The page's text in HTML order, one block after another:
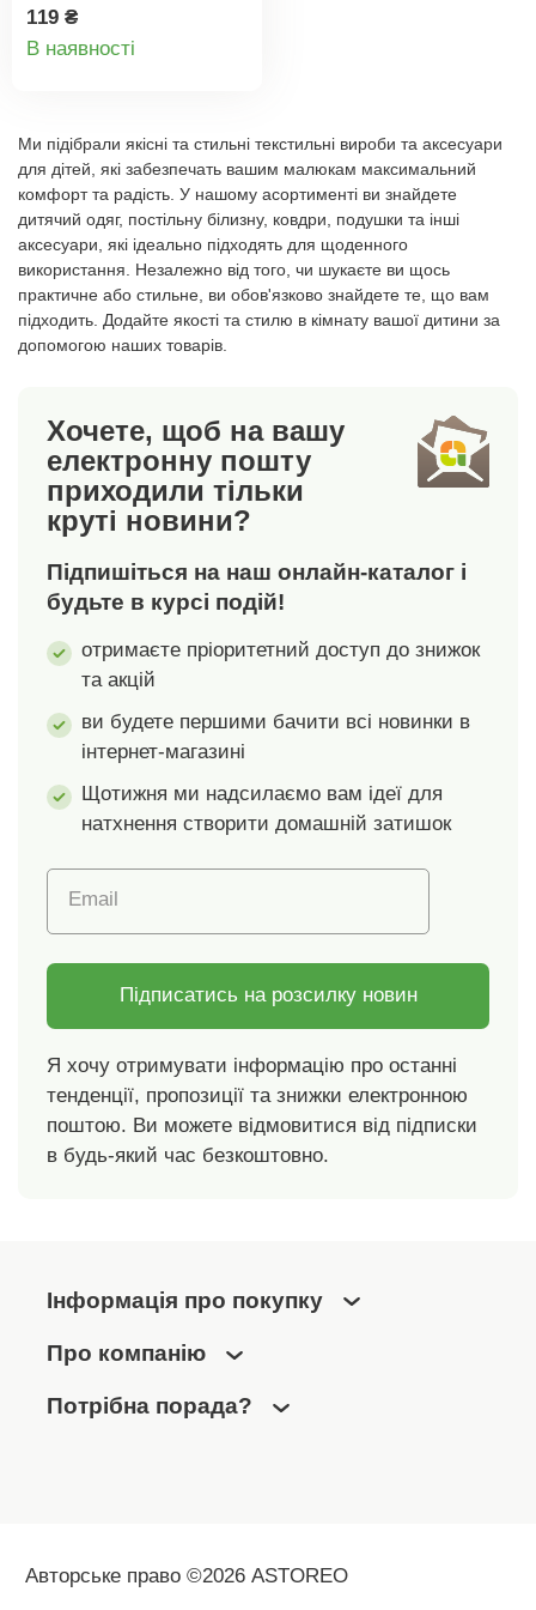
Підходить для дітей
від 3 років. Не містить
мл.Дитяча кружка
RUBBYДрукЛегка та
небиткаПластик без
BPA,
нетоксичнийОб'єм 300
119 ₴
В наявності
Ми підібрали якісні та стильні текстильні вироби та аксесуари
для дітей, які забезпечать вашим малюкам максимальний
комфорт та радість. У нашому асортименті ви знайдете
дитячий одяг, постільну білизну, ковдри, подушки та інші
аксесуари, які ідеально підходять для щоденного
використання. Незалежно від того, чи шукаєте ви щось
практичне або стильне, ви обов'язково знайдете те, що вам
підходить. Додайте якості та стилю в кімнату вашої дитини за
допомогою наших товарів.
Хочете, щоб на вашу
електронну пошту
приходили тільки
круті новини?
Підпишіться на наш онлайн-каталог і
будьте в курсі подій!
отримаєте пріоритетний доступ до знижок
та акцій
ви будете першими бачити всі новинки в
інтернет-магазині
Щотижня ми надсилаємо вам ідеї для
натхнення створити домашній затишок
Email
Підписатись на розсилку новин
Я хочу отримувати інформацію про останні
тенденції, пропозиції та знижки електронною
поштою. Ви можете відмовитися від підписки
в будь-який час безкоштовно.
Інформація про покупку
Про компанію
Потрібна порада?
Авторське право ©2026 ASTOREO